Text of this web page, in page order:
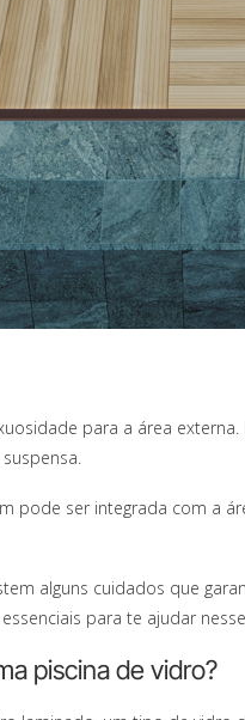
para a área
pode ser integrada com a
alguns cuidados que
para te ajudar
piscina de vidro?